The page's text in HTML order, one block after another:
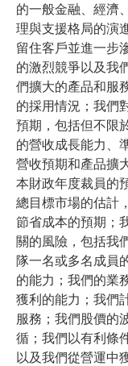
的一般金融、經濟
理與支援格局的演
留住客戶並進一步
的激烈競爭以及我
們擴大的產品和服
的採用情況；我們
預期，包括但不限
的營收成長能力、
營收預期和產品擴
本財政年度裁員的
總目標市場的估計
節省成本的預期；
關的風險，包括我
隊一名或多名成員
的能力；我們的業
獲利的能力；我們
服務；我們股價的
循；我們以有利條
以及我們從營運中